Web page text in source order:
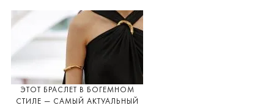
ЭТОТ БРАСЛЕТ В БОГЕМНОМ
СТИЛЕ — САМЫЙ АКТУАЛЬНЫЙ